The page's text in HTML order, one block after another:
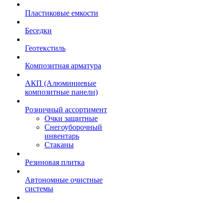
Пластиковые емкости
Беседки
Геотекстиль
Композитная арматура
АКП (Алюминиевые
композитные панели)
Розничный ассортимент
Очки защитные
Снегоуборочный
инвентарь
Стаканы
Резиновая плитка
Автономные очистные
системы